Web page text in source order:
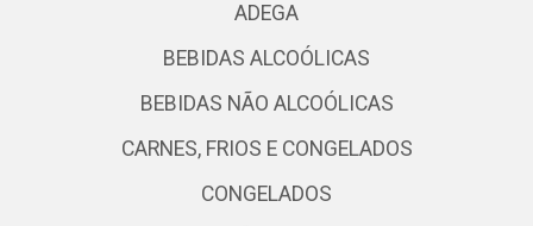
ADEGA
BEBIDAS ALCOÓLICAS
BEBIDAS NÃO ALCOÓLICAS
CARNES, FRIOS E CONGELADOS
CONGELADOS